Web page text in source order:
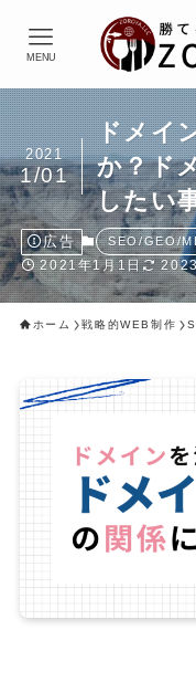
MENU
ドメイ
か？ド
したい
2021
1/01
広告 SEO/GEO/
2021年1月1日
ホーム 戦略的WEB制作